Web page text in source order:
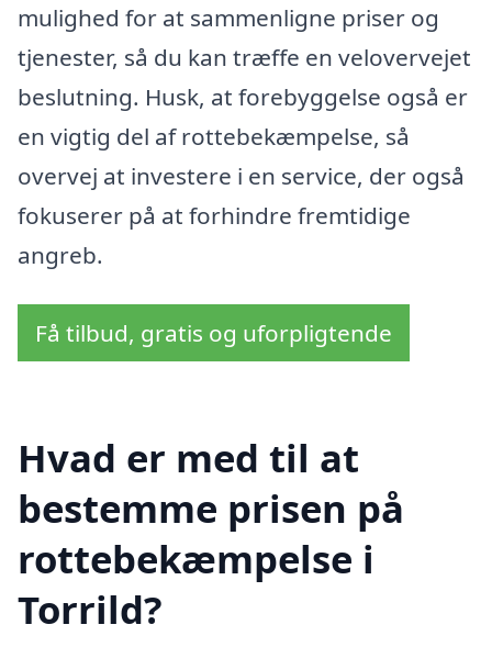
mulighed for at sammenligne priser og
tjenester, så du kan træffe en velovervejet
beslutning. Husk, at forebyggelse også er
en vigtig del af rottebekæmpelse, så
overvej at investere i en service, der også
fokuserer på at forhindre fremtidige
angreb.
Få tilbud, gratis og uforpligtende
Hvad er med til at
bestemme prisen på
rottebekæmpelse i
Torrild?